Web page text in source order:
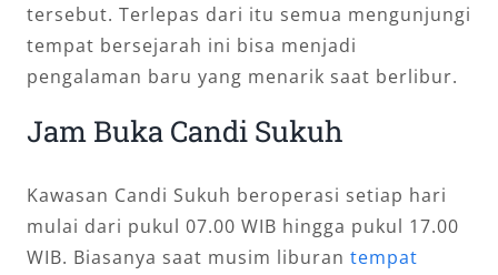
tersebut. Terlepas dari itu semua mengunjungi
tempat bersejarah ini bisa menjadi
pengalaman baru yang menarik saat berlibur.
Jam Buka Candi Sukuh
Kawasan Candi Sukuh beroperasi setiap hari
mulai dari pukul 07.00 WIB hingga pukul 17.00
WIB. Biasanya saat musim liburan tempat